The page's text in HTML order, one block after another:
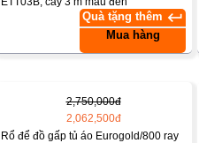
Quà tặng thêm keyboard_return
Mua hàng
2,750,000đ
2,062,500đ
Rổ để đồ gấp tủ áo Eurogold/800 ray